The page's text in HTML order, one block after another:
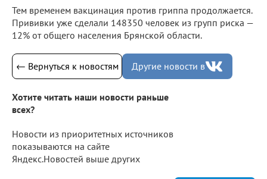
Тем временем вакцинация против гриппа продолжается.
Прививки уже сделали 148350 человек из групп риска —
12% от общего населения Брянской области.
← Вернуться к новостям Другие новости в
Хотите читать наши новости раньше
всех?
Новости из приоритетных источников
показываются на сайте
Яндекс.Новостей выше других